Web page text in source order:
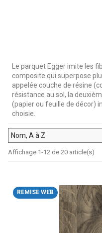
Le parquet Egger imite les
composite qui superpose
appelée couche de résine
résistance au sol, la
(papier ou feuille de décor)
choisie.
Nom, A à Z
Affichage 1-12 de 20 article(s)
REMISE WEB